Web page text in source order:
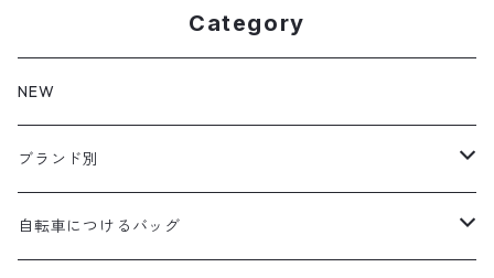
Category
NEW
ブランド別
aldr works
自転車につけるバッグ